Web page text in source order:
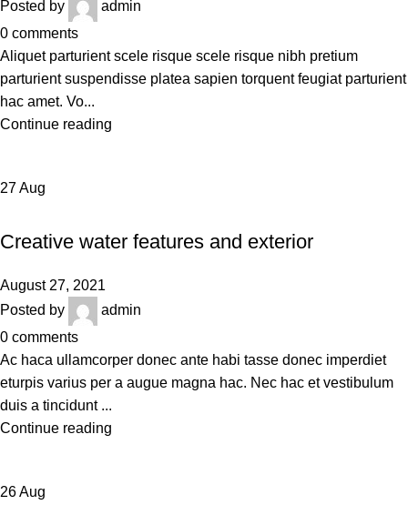
Posted by
admin
0 comments
Aliquet parturient scele risque scele risque nibh pretium
parturient suspendisse platea sapien torquent feugiat parturient
hac amet. Vo...
Continue reading
27Aug
Creative water features and exterior
August 27, 2021
Posted by
admin
0 comments
Ac haca ullamcorper donec ante habi tasse donec imperdiet
eturpis varius per a augue magna hac. Nec hac et vestibulum
duis a tincidunt ...
Continue reading
26Aug